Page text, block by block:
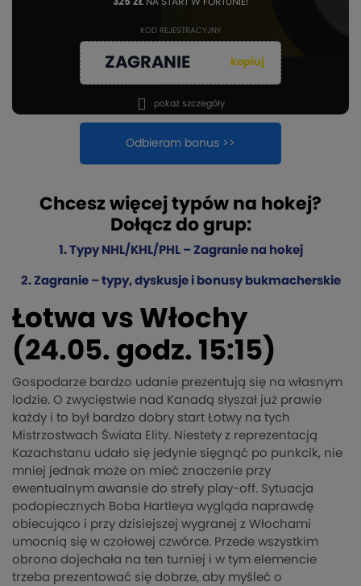
KOD REJESTRACYJNY
ZAGRANIE kopiuj
Odbieram bonus >>
pokaż szczegóły
Chcesz więcej typów na hokej?
Dołącz do grup:
1. Typy NHL/KHL/PHL – Zagranie na hokej
2. Zagranie – typy, dyskusje i bonusy bukmacherskie
Łotwa vs Włochy
(24.05. godz. 15:15)
Gospodarze bardzo udanie prezentują się na własnym
lodzie. O zwycięstwie nad Kanadą słyszał już prawie
każdy i to był bardzo dobry start Łotwy na tych
Mistrzostwach Świata Elity. Niestety z reprezentacją
Kazachstanu udało się jedynie sięgnąć po punkcik, nie
mniej jednak może on mieć znaczenie przy
ewentualnym awansie do strefy play-off. Sytuacja
podopiecznych Boba Hartleya wygląda naprawdę
obiecująco i przy dzisiejszej wygranej z Włochami
umocnią się w czołowej czwórce. Przede wszystkim
obrona dojechała na ten turniej i w tym elemencie
trzeba prezentować się dobrze, aby myśleć o